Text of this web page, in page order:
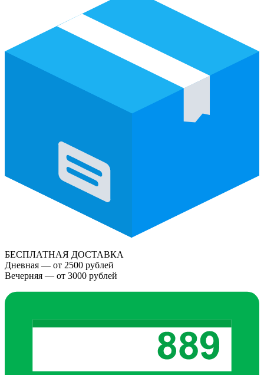
БЕСПЛАТНАЯ ДОСТАВКА
Дневная — от 2500 рублей
Вечерняя — от 3000 рублей